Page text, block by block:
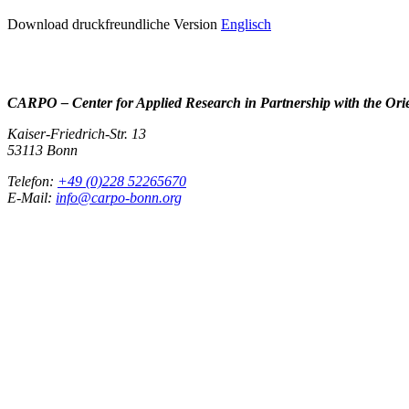
Download druckfreundliche Version Englisch
CARPO – Center for Applied Research in Partnership with the
Kaiser-Friedrich-Str. 13
53113 Bonn
Telefon: +49 (0)228 52265670
E-Mail: info@carpo-bonn.org